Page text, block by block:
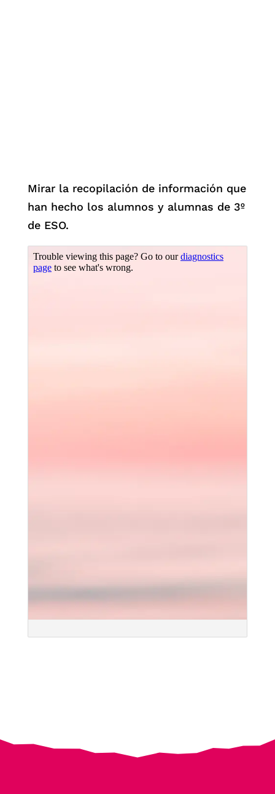
Mirar la recopilación de información que
han hecho los alumnos y alumnas de 3º
de ESO.